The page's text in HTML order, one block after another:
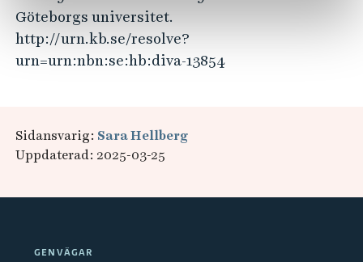
Göteborgs universitet.
http://urn.kb.se/resolve?
urn=urn:nbn:se:hb:diva-13854
Sidansvarig: Sara Hellberg
Uppdaterad: 2025-03-25
GENVÄGAR